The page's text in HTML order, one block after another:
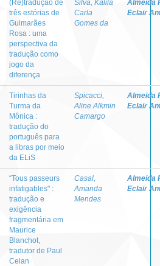
(Re)tradução de
três estórias de
Guimarães
Rosa : uma
perspectiva da
tradução como
jogo da
diferença
Silva, Kalila
Carla
Gomes da
Almeida
Eclair
Tirinhas da
Turma da
Mônica :
tradução do
português para
a libras por meio
da ELiS
Spicacci,
Aline Alkmin
Camargo
Almeida
Eclair
“Tous passeurs
infatigables" :
tradução e
exigência
fragmentária em
Maurice
Blanchot,
tradutor de Paul
Celan
Casal,
Amanda
Mendes
Almeida
Eclair